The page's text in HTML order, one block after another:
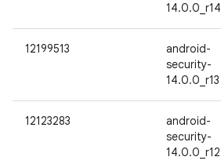
14.0.0_r14
12199513
android-
security-
14.0.0_r13
12123283
android-
security-
14.0.0_r12